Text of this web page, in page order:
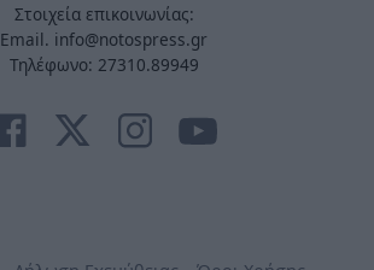
Στοιχεία επικοινωνίας:
Email. info@notospress.gr
Τηλέφωνο: 27310.89949